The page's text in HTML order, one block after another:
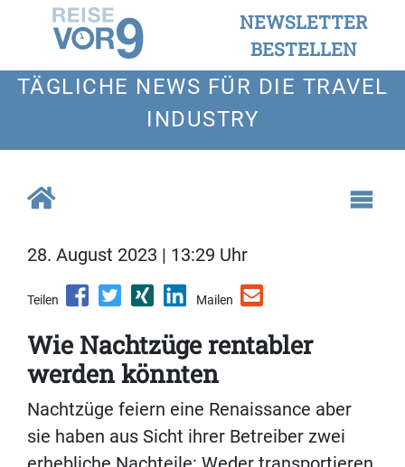
NEWSLETTER
BESTELLEN
TÄGLICHE NEWS FÜR DIE TRAVEL
INDUSTRY
28. August 2023 | 13:29 Uhr
Teilen Mailen
Wie Nachtzüge rentabler
werden könnten
Nachtzüge feiern eine Renaissance aber
sie haben aus Sicht ihrer Betreiber zwei